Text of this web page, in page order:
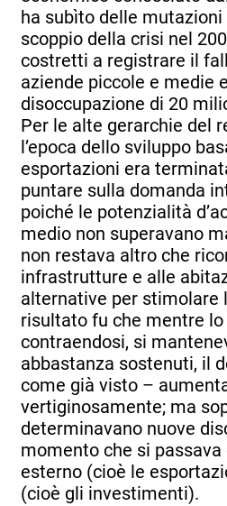
ha subìto delle
scoppio della crisi nel
costretti a registrare il
aziende piccole e medie
disoccupazione di 20
Per le alte gerarchie del
l’epoca dello sviluppo
esportazioni era
puntare sulla domanda
poiché le potenzialità
medio non superavano
non restava altro che
infrastrutture e alle
alternative per stimolare
risultato fu che mentre lo
contraendosi, si
abbastanza sostenuti, il
come già visto –
vertiginosamente; ma
determinavano nuove
momento che si passava
esterno (cioè le
(cioè gli investimenti).